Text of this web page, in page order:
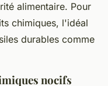
alimentaire. Pour
chimiques, l'idéal
durables comme
nocifs